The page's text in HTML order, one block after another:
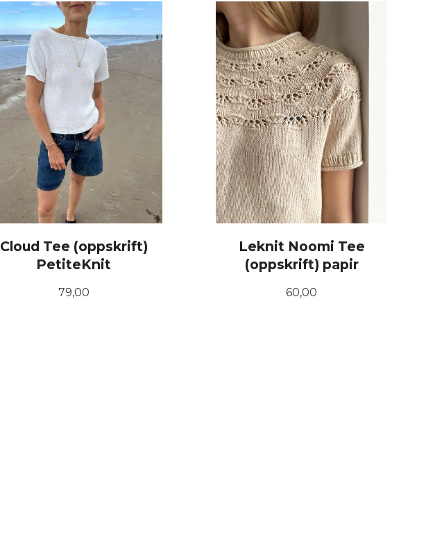
Cloud Tee (oppskrift)
PetiteKnit
Pris
79,00
Leknit Noomi Tee
(oppskrift) papir
Pris
60,00